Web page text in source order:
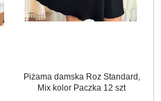
Piżama damska Roz Standard,
Mix kolor Paczka 12 szt